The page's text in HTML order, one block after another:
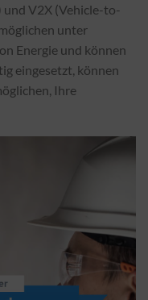
V2X (Vehicle-to-
unter
Energie und können
eingesetzt, können
Ihre